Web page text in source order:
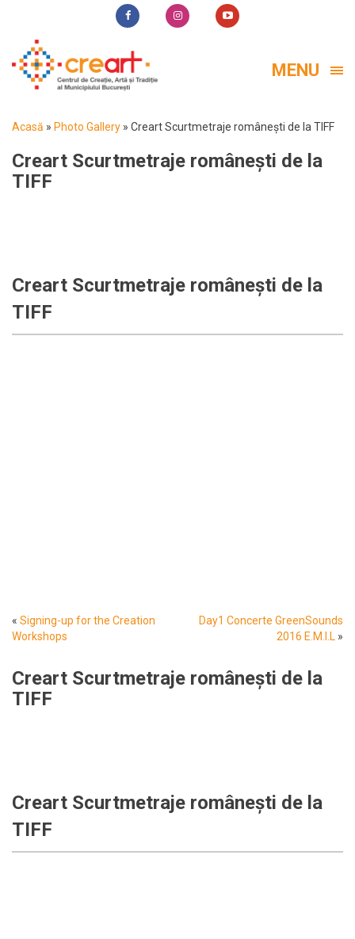
MENU
Acasă » Photo Gallery » Creart Scurtmetraje românești de la TIFF
Creart Scurtmetraje românești de la
TIFF
Creart Scurtmetraje românești de la
TIFF
« Signing-up for the Creation
Workshops
Day1 Concerte GreenSounds
2016 E.M.I.L »
Creart Scurtmetraje românești de la
TIFF
Creart Scurtmetraje românești de la
TIFF